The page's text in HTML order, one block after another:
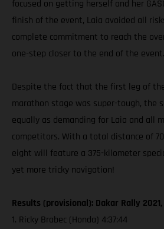
focused on getting herself and her
finish of the event, Laia avoided all
complete commitment to reach the
one-step closer to the end of the event.
Despite the fact that the first leg of
marathon stage was super-tough, the
equally as demanding for Laia and all
competitors. With a total distance of
eight will feature a 375-kilometer
yet more tricky navigation!
Results (provisional): Dakar Rally
1. Ricky Brabec (Honda) 4:37:44